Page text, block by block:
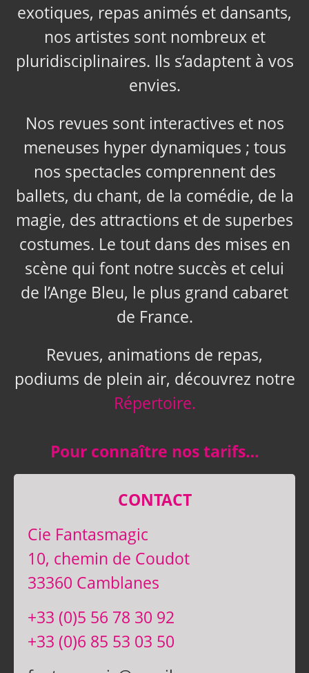
exotiques, repas animés et dansants,
nos artistes sont nombreux et
pluridisciplinaires. Ils s’adaptent à vos
envies.
Nos revues sont interactives et nos
meneuses hyper dynamiques ; tous
nos spectacles comprennent des
ballets, du chant, de la comédie, de la
magie, des attractions et de superbes
costumes. Le tout dans des mises en
scène qui font notre succès et celui
de l’Ange Bleu, le plus grand cabaret
de France.
Revues, animations de repas,
podiums de plein air, découvrez notre
Répertoire.
Pour connaître nos tarifs…
CONTACT
Cie Fantasmagic
10, chemin de Coudot
33360 Camblanes
+33 (0)5 56 78 30 92
+33 (0)6 85 53 03 50